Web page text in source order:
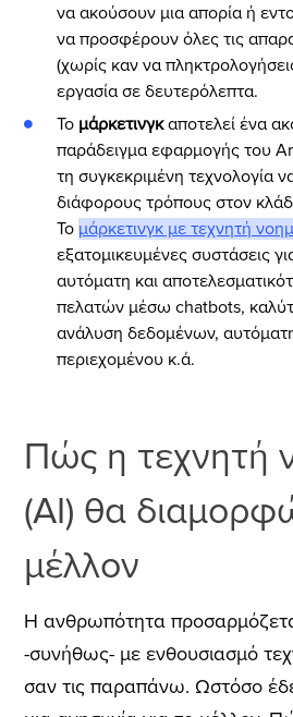
να ακούσουν μια απορία ή
να προσφέρουν όλες τις
(χωρίς καν να
εργασία σε δευτερόλεπτα.
Το μάρκετινγκαποτελεί ένα
παράδειγμα εφαρμογής του
τη συγκεκριμένη τεχνολογία
διάφορους τρόπους στον
Το μάρκετινγκ με τεχνητή
εξατομικευμένες συστάσεις
αυτόματη και
πελατών μέσω chatbots,
ανάλυση δεδομένων,
περιεχομένου κ.ά.
Πώς η τεχνητή
(AI) θα
μέλλον
Η ανθρωπότητα
-συνήθως- με ενθουσιασμό
σαν τις παραπάνω. Ωστόσο